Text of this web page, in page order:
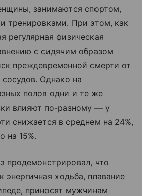
занимаются спортом,
тренировками. При этом, как
регулярная физическая
с сидячим образом
преждевременной смерти от
Однако на
полов одни и те же
влияют по-разному — у
снижается в среднем на 24%,
на 15%.
продемонстрировал, что
энергичная ходьба, плавание
приносят мужчинам